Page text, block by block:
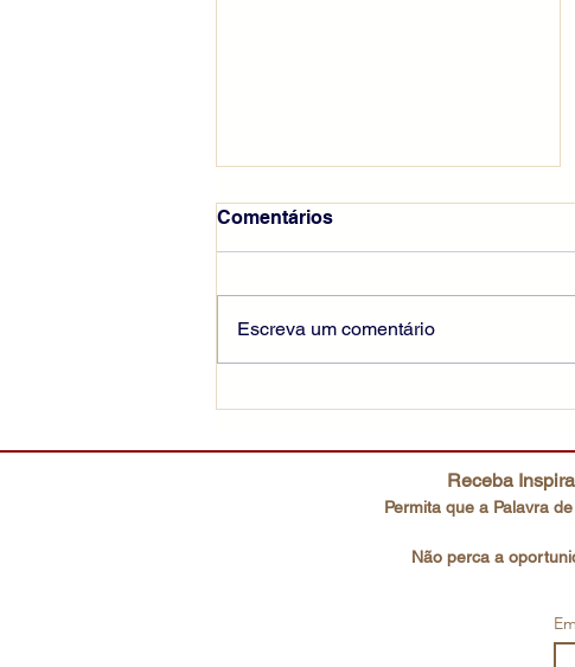
Escutai o Filho amado
Comentários
Escreva um comentário
Receba
Permita que a Palavra
Não perca a